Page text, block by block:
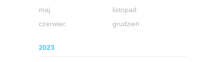
maj
czerwiec
listopad
grudzień
2023